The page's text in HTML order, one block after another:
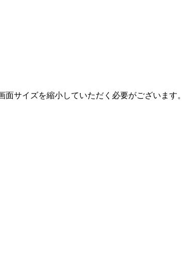
サイズを縮小していただく必要がございます。